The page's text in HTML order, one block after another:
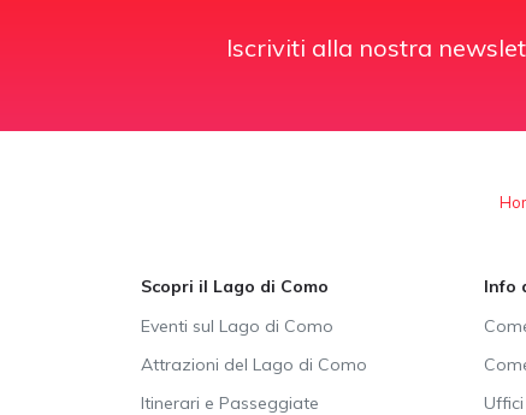
Iscriviti alla nostra
Scopri il Lago di Como
Eventi sul Lago di Como
Attrazioni del Lago di Como
Itinerari e Passeggiate
Info